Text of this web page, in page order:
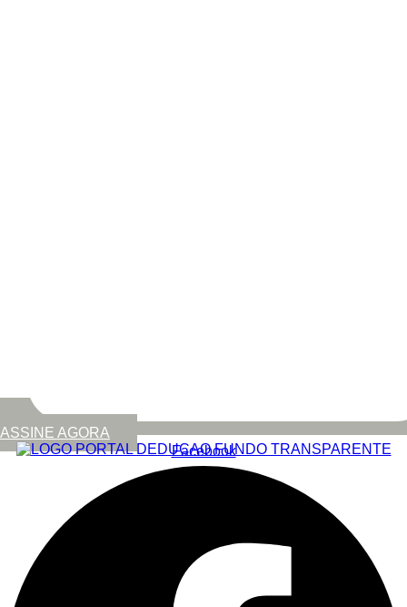
ASSINE AGORA
Facebook